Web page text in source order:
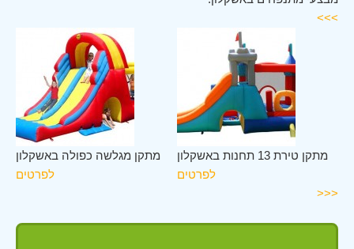
>>>
מתקן מגלשה כפולה באשקלון
לפרטים
מתקן טירת 13 תחנות באשקלון
לפרטים
<<<